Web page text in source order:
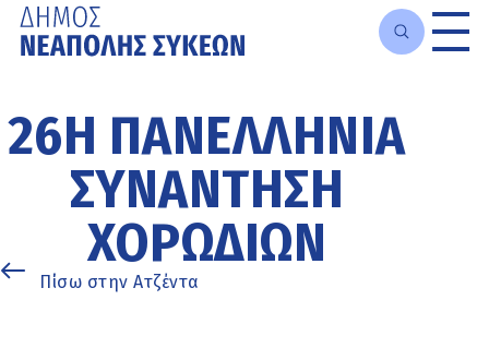
κυρίως
περιεχόμενο
26Η ΠΑΝΕΛΛΉΝΙΑ
ΣΥΝΆΝΤΗΣΗ
ΧΟΡΩΔΙΏΝ
Πίσω στην Ατζέντα